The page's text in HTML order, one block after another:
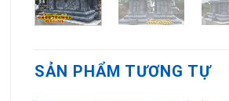
SẢN PHẨM TƯƠNG TỰ